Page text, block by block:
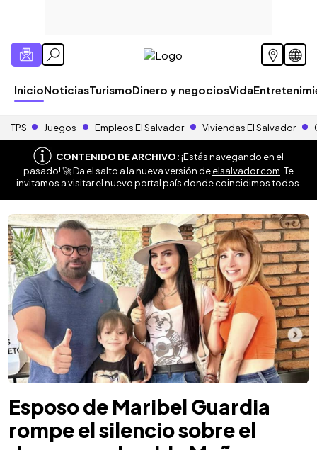
InicioNoticiasTurismoDinero y negociosVida
TPS Juegos Empleos El Salvador Viviendas El Salvador
CONTENIDO DE ARCHIVO:¡Estás navegando en el
pasado! 🚀 Da el salto a la nueva versión deelsalvador.com . Te
invitamos a visitar el nuevo portal país donde coincidimos todos.
Esposo de Maribel Guardia
rompe el silencio sobre el